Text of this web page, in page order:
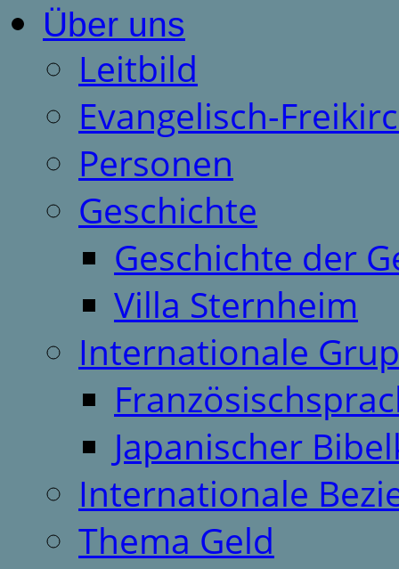
Über uns
Leitbild
Evangelisch-
Personen
Geschichte
Geschichte der
Villa Sternheim
Internationale
Japanischer
Internationale
Thema Geld